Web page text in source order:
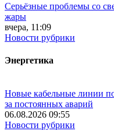
Серьёзные проблемы со
жары
вчера, 11:09
Новости рубрики
Энергетика
Новые кабельные линии
за постоянных аварий
06.08.2026 09:55
Новости рубрики